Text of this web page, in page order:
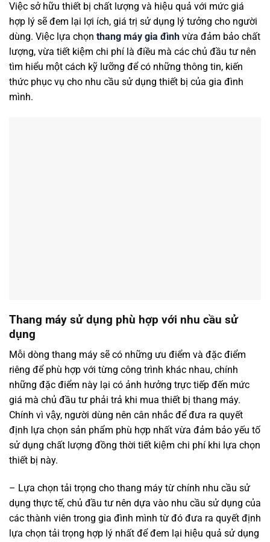
Việc sở hữu thiết bị chất lượng và hiệu quả với mức giá
hợp lý sẽ đem lại lợi ích, giá trị sử dụng lý tưởng cho người
dùng. Việc lựa chọn thang máy gia đình vừa đảm bảo chất
lượng, vừa tiết kiệm chi phí là điều mà các chủ đầu tư nên
tìm hiểu một cách kỹ lưỡng để có những thông tin, kiến
thức phục vụ cho nhu cầu sử dụng thiết bị của gia đình
mình.
Thang máy sử dụng phù hợp với nhu cầu sử
dụng
Mỗi dòng thang máy sẽ có những ưu điểm và đặc điểm
riêng để phù hợp với từng công trình khác nhau, chính
những đặc điểm này lại có ảnh hưởng trực tiếp đến mức
giá mà chủ đầu tư phải trả khi mua thiết bị thang máy.
Chính vì vậy, người dùng nên cân nhắc để đưa ra quyết
định lựa chọn sản phẩm phù hợp nhất vừa đảm bảo yếu tố
sử dụng chất lượng đồng thời tiết kiệm chi phí khi lựa chọn
thiết bị này.
– Lựa chọn tải trọng cho thang máy từ chính nhu cầu sử
dụng thực tế, chủ đầu tư nên dựa vào nhu cầu sử dụng của
các thành viên trong gia đình mình từ đó đưa ra quyết định
lựa chọn tải trọng hợp lý nhất để đem lại hiệu quả sử dụng